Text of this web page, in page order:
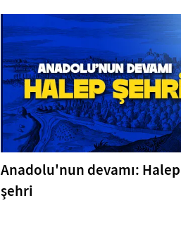
Anadolu'nun devamı: Halep
şehri